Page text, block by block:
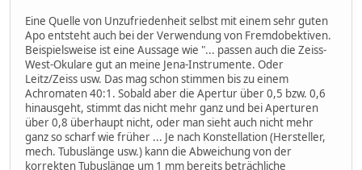
Eine Quelle von Unzufriedenheit selbst mit einem sehr guten
Apo entsteht auch bei der Verwendung von Fremdobektiven.
Beispielsweise ist eine Aussage wie "... passen auch die Zeiss-
West-Okulare gut an meine Jena-Instrumente. Oder
Leitz/Zeiss usw. Das mag schon stimmen bis zu einem
Achromaten 40:1. Sobald aber die Apertur über 0,5 bzw. 0,6
hinausgeht, stimmt das nicht mehr ganz und bei Aperturen
über 0,8 überhaupt nicht, oder man sieht auch nicht mehr
ganz so scharf wie früher ... Je nach Konstellation (Hersteller,
mech. Tubuslänge usw.) kann die Abweichung von der
korrekten Tubuslänge um 1 mm bereits beträchliche